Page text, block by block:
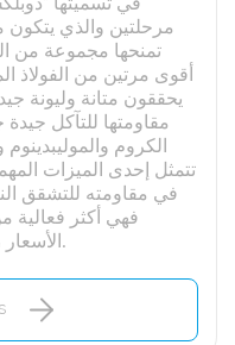
في تسميتها
مرحلتين والذي يتكون
تمنحها مجموعة من
أقوى مرتين من الفولاذ
يحققون متانة وليونة
مقاومتها للتآكل
الكروم
تتمثل إحدى الميزات
في مقاومته للتشقق
فهي أكثر
الأسعار ، نظرًا لانخفاض محتواها من النيكل.